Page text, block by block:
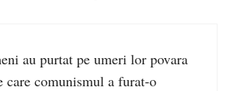
au purtat pe umeri lor povara
care comunismul a furat-o